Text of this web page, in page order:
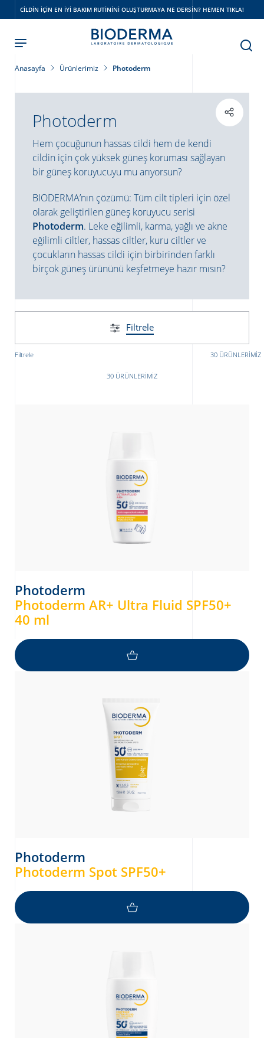
CILDIN IÇIN EN IYI BAKIM RUTININI OLUŞTURMAYA NE DERSIN? HEMEN TIKLA!
Anasayfa Ürünlerimiz Photoderm
Photoderm
Hem çocuğunun hassas cildi hem de kendi
cildin için çok yüksek güneş koruması sağlayan
bir güneş koruyucuyu mu arıyorsun?
BIODERMA’nın çözümü: Tüm cilt tipleri için özel
olarak geliştirilen güneş koruyucu serisi
Photoderm. Leke eğilimli, karma, yağlı ve akne
eğilimli ciltler, hassas ciltler, kuru ciltler ve
çocukların hassas cildi için birbirinden farklı
birçok güneş ürününü keşfetmeye hazır mısın?
Filtrele
Filtrele 30 ÜRÜNLERIMIZ
30 ÜRÜNLERIMIZ
Photoderm
Photoderm AR+ Ultra Fluid SPF50+
40 ml
Photoderm
Photoderm Spot SPF50+